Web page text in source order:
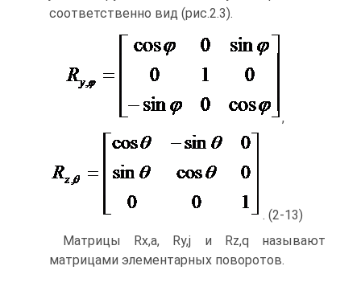
соответственно вид (рис.2.3).
,
. (2-13)
Матрицы Rx,a, Ry,j и Rz,q называют
матрицами элементарных поворотов.